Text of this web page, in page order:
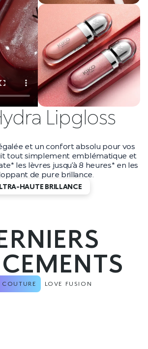
Lipgloss
et un confort absolu pour vos
tout simplement emblématique et
les lèvres jusqu’à 8 heures* en les
de pure brillance.
HAUTE BRILLANCE
COUTURE LOVE FUSION